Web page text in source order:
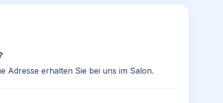
Adresse erhalten Sie bei uns im Salon.